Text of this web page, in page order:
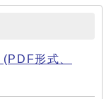
形式、